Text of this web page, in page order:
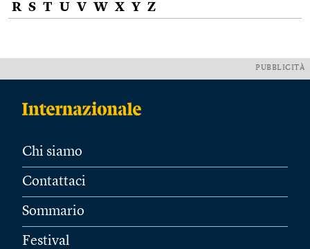
R S T U V W X Y Z
PUBBLICITÀ
Chi siamo
Contattaci
Sommario
Festival